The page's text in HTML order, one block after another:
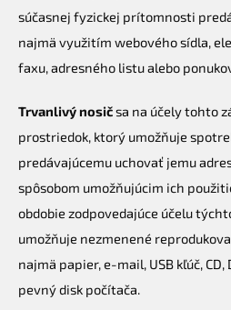
súčasnej fyzickej prítomnosti
najmä využitím webového sídla,
faxu, adresného listu alebo
Trvanlivý nosičsa na účely tohto
prostriedok, ktorý umožňuje
predávajúcemu uchovať jemu
spôsobom umožňujúcim ich
obdobie zodpovedajúce účelu
umožňuje nezmenené
najmä papier, e-mail, USB kľúč,
pevný disk počítača.